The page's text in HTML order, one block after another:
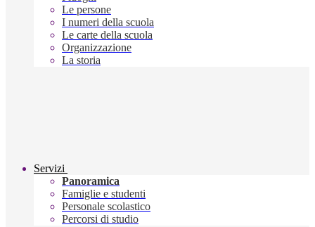
Le persone
I numeri della scuola
Le carte della scuola
Organizzazione
La storia
Servizi
Panoramica
Famiglie e studenti
Personale scolastico
Percorsi di studio